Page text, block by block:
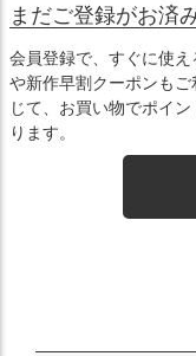
まだご登録がお済
会員登録で、すぐに使
や新作早割クーポンも
じて、お買い物でポイ
ります。